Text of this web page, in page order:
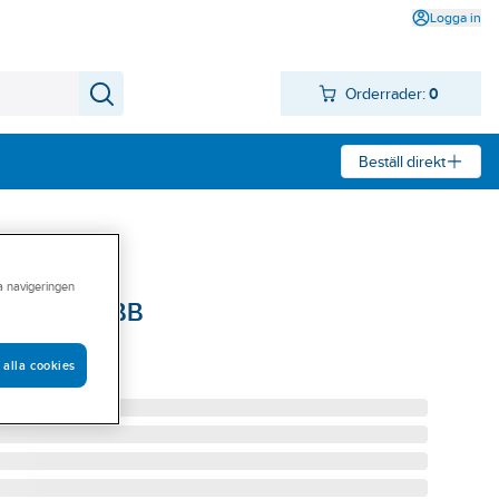
Logga in
Orderrader: 0
Beställ direkt
KNX, ABB
navigeringen
alla cookies